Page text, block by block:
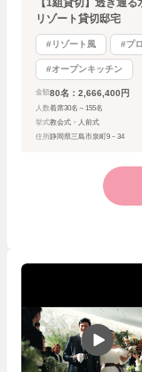
リゾート貸切邸宅
#リゾート風 #プ
#オープンキッチン
金額 80名：2,666,400円
人数着席30名～155名
挙式教会式・人前式
住所静岡県三島市泉町9－34